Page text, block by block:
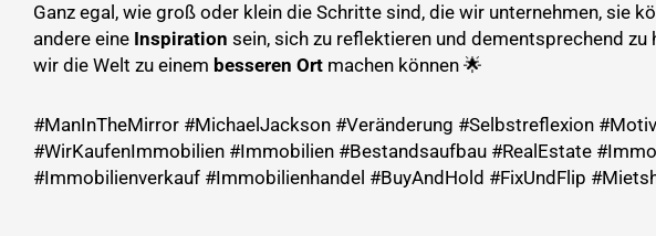
Ganz egal, wie groß oder klein die Schritte sind, die wir unternehmen, sie
andere eine Inspiration sein, sich zu reflektieren und dementsprechend zu
wir die Welt zu einem besseren Ort machen können 🌟
#ManInTheMirror #MichaelJackson #Veränderung #Selbstreflexion
#WirKaufenImmobilien #Immobilien #Bestandsaufbau #RealEstate
#Immobilienverkauf #Immobilienhandel #BuyAndHold #FixUndFlip